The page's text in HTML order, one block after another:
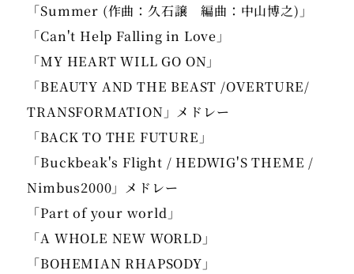
「Summer (作曲：久石譲 編曲：中山博之)」
「Can't Help Falling in Love」
「MY HEART WILL GO ON」
「BEAUTY AND THE BEAST /OVERTURE/
TRANSFORMATION」メドレー
「BACK TO THE FUTURE」
「Buckbeak's Flight / HEDWIG'S THEME /
Nimbus2000」メドレー
「Part of your world」
「A WHOLE NEW WORLD」
「BOHEMIAN RHAPSODY」